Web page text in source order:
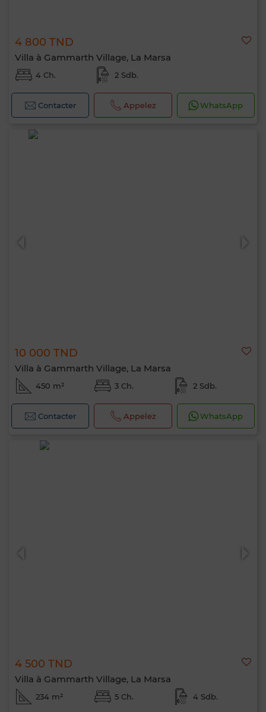
4 800 TND
Villa à Gammarth Village, La Marsa
4 Ch. 2 Sdb.
Contacter Appelez WhatsApp
10 000 TND
Villa à Gammarth Village, La Marsa
450 m² 3 Ch. 2 Sdb.
Contacter Appelez WhatsApp
4 500 TND
Villa à Gammarth Village, La Marsa
234 m² 5 Ch. 4 Sdb.